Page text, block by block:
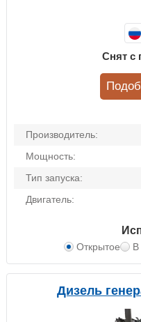
Производитель:
Мощность:
Тип запуска:
Двигатель:
Открытое В
Снят с
Дизель